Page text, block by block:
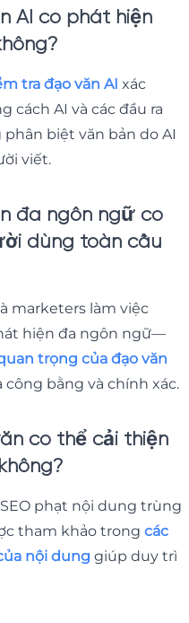
AI có phát hiện
tra đạo văn AI xác
cách AI và các đầu ra
biệt văn bản do AI
viết.
đa ngôn ngữ có
dùng toàn cầu
marketers làm việc
hiện đa ngôn ngữ—
trọng của đạo văn
bằng và chính xác.
có thể cải thiện
phạt nội dung trùng
tham khảo trong các
nội dung giúp duy trì